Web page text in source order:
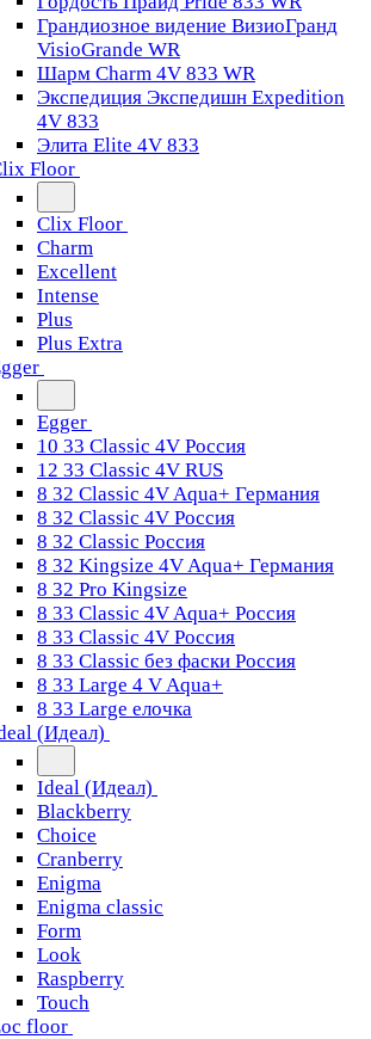
Грандиозное видение ВизиоГранд
VisioGrande WR
Шарм Charm 4V 833 WR
Экспедиция Экспедишн Expedition
4V 833
Элита Elite 4V 833
Floor
Clix Floor
Charm
Excellent
Intense
Plus
Plus Extra
Egger
10 33 Classic 4V Россия
12 33 Classic 4V RUS
8 32 Classic 4V Aqua+ Германия
8 32 Classic 4V Россия
8 32 Classic Россия
8 32 Kingsize 4V Aqua+ Германия
8 32 Pro Kingsize
8 33 Classic 4V Aqua+ Россия
8 33 Classic 4V Россия
8 33 Classic без фаски Россия
8 33 Large 4 V Aqua+
8 33 Large елочка
(Идеал)
Ideal (Идеал)
Blackberry
Choice
Cranberry
Enigma
Enigma classic
Form
Look
Raspberry
Touch
floor